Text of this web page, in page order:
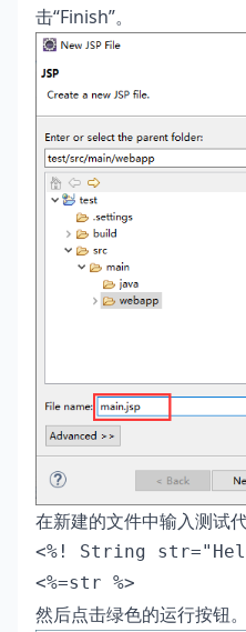
击“Finish”。
在新建的文件中输入测试
<%=str %>
然后点击绿色的运行按钮。